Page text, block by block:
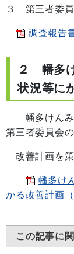
３ 第三者委
調査報告
２ 幡多
状況等に
幡多けんみ
第三者委員会
改善計画を
幡多け
かる改善計画
この記事に